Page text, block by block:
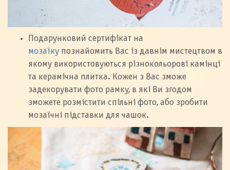
Подарунковий сертифікат на
мозаїку познайомить Вас із давнім мистецтвом в
якому використовуються різнокольорові камінці
та керамічна плитка. Кожен з Вас зможе
задекорувати фото рамку, в які Ви згодом
зможете розмістити спільні фото, або зробити
мозаїчні підставки для чашок.